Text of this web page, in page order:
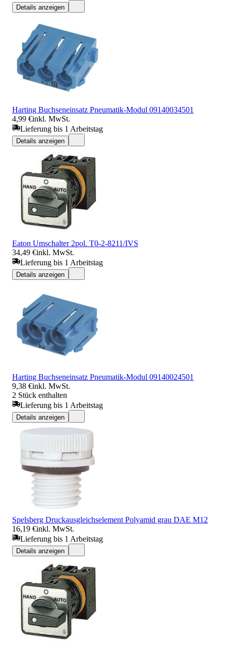
Details anzeigen
Harting Buchseneinsatz Pneumatik-Modul 09140034501
4,99 €inkl. MwSt.
Lieferung bis 1 Arbeitstag
Details anzeigen
Eaton Umschalter 2pol. T0-2-8211/IVS
34,49 €inkl. MwSt.
Lieferung bis 1 Arbeitstag
Details anzeigen
Harting Buchseneinsatz Pneumatik-Modul 09140024501
9,38 €inkl. MwSt.
2 Stück enthalten
Lieferung bis 1 Arbeitstag
Details anzeigen
Spelsberg Druckausgleichselement Polyamid grau DAE M12
16,19 €inkl. MwSt.
Lieferung bis 1 Arbeitstag
Details anzeigen